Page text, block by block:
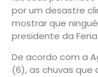
por um desastre
mostrar que
presidente da
De acordo com a
(6), as chuvas que